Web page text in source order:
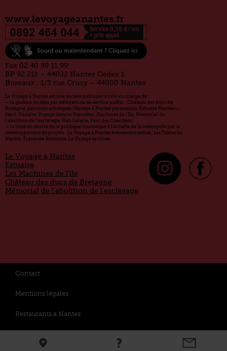
www.levoyageanantes.fr
Fax 02 40 89 11 99
BP 92 211 – 44022 Nantes Cedex 1
Bureaux : 1/3 rue Crucy – 44000 Nantes
Le Voyage à Nantes est une société publique locale en charge de :
— la gestion de sites par délégations de service public : Château des ducs de
Bretagne, parcours artistiques (Voyage à Nantes permanent, Estuaire Nantes <>
Saint-Nazaire, Voyage dans le Vignoble), Machines de l’île, Mémorial de
l’abolition de l’esclavage, Hab Galerie, Parc des Chantiers.
— la mise en œuvre de la politique touristique à l’échelle de la métropole par le
développement de projets : Le Voyage à Nantes événement estival, Les Tables de
Nantes, Traversée Bretonne, Le Voyage en hiver.
Le Voyage à Nantes
Estuaire
Les Machines de l’île
Château des ducs de Bretagne
Mémorial de l’abolition de l’esclavage
Contact
Mentions légales
Restaurants à Nantes